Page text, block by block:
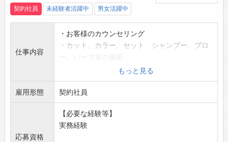
契約社員 未経験者活躍中 男女活躍中
仕事内容
・お客様のカウンセリング
・カット、カラー、セット、シャンプー、ブロ
・お客様のお出迎え、お見送り、お会計
・予約管理などフロント業務
・清掃、商品管理
・アシスタントの教育、指導
<業務変更の範囲>
スタイリスト、アシスタント、レセプション、
もっと見る
雇用形態 契約社員
応募資格
【必要な経験等】
実務経験